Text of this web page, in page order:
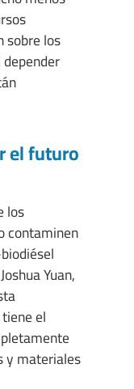
sobre los
el futuro
los
contaminen
Yuan,
el
y materiales